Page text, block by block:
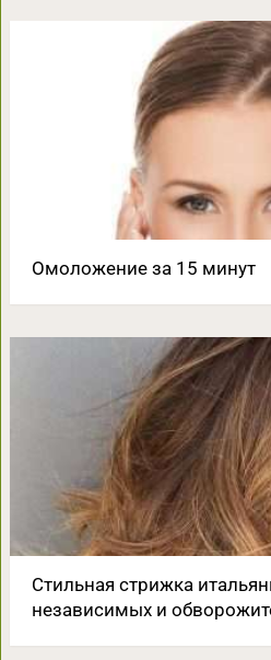
Омоложение за 15 минут
Стильная стрижка
независимых и